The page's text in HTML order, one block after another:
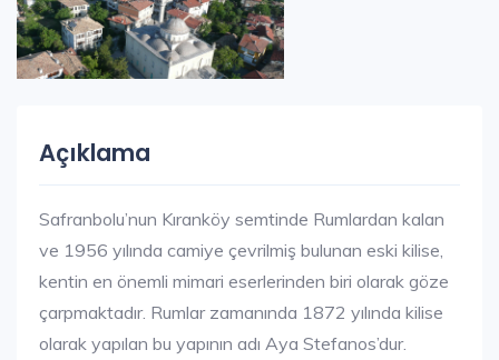
Açıklama
Safranbolu’nun Kıranköy semtinde Rumlardan kalan
ve 1956 yılında camiye çevrilmiş bulunan eski kilise,
kentin en önemli mimari eserlerinden biri olarak göze
çarpmaktadır. Rumlar zamanında 1872 yılında kilise
olarak yapılan bu yapının adı Aya Stefanos’dur.